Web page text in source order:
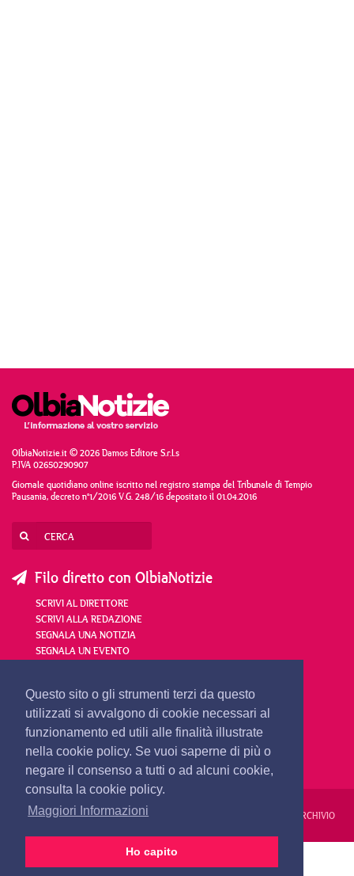
Questo sito o gli strumenti terzi da questo
utilizzati si avvalgono di cookie necessari al
funzionamento ed utili alle finalità illustrate
nella cookie policy. Se vuoi saperne di più o
negare il consenso a tutti o ad alcuni cookie,
consulta la cookie policy.
Maggiori Informazioni
Ho capito
OlbiaNotizie.it © 2026 Damos Editore S.r.l.s
P.IVA 02650290907
Giornale quotidiano online iscritto nel registro stampa del Tribunale di Tempio
Pausania, decreto n°1/2016 V.G. 248/16 depositato il 01.04.2016
Filo diretto con OlbiaNotizie
SCRIVI AL DIRETTORE
SCRIVI ALLA REDAZIONE
SEGNALA UNA NOTIZIA
SEGNALA UN EVENTO
redazione@olbianotizie.it
REDAZIONE PUBBLICITÀ PRIVACY E COOKIES ARCHIVIO
24 ORE VIDEO